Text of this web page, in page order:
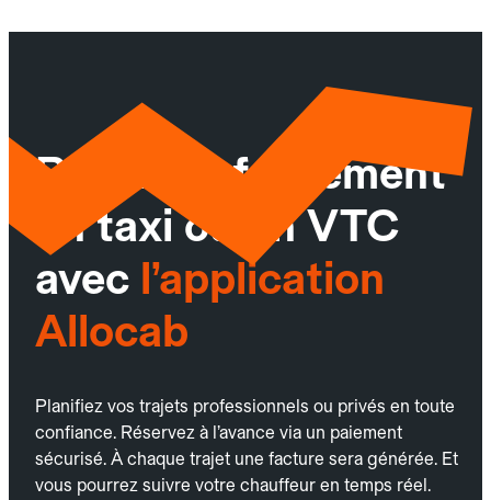
Réservez facilement
un taxi ou un VTC
avec l’application
Allocab
Planifiez vos trajets professionnels ou privés en toute
confiance. Réservez à l’avance via un paiement
sécurisé. À chaque trajet une facture sera générée. Et
vous pourrez suivre votre chauffeur en temps réel.